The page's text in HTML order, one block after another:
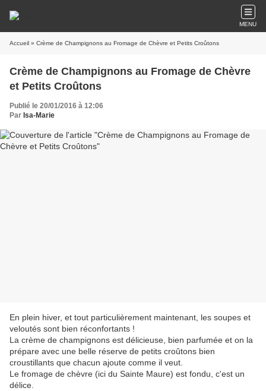
MENU
Accueil » Crème de Champignons au Fromage de Chèvre et Petits Croûtons
Crème de Champignons au Fromage de Chèvre
et Petits Croûtons
Publié le 20/01/2016 à 12:06
Par Isa-Marie
En plein hiver, et tout particulièrement maintenant, les soupes et
veloutés sont bien réconfortants !
La crème de champignons est délicieuse, bien parfumée et on la
prépare avec une belle réserve de petits croûtons bien
croustillants que chacun ajoute comme il veut.
Le fromage de chèvre (ici du Sainte Maure) est fondu, c'est un
délice.